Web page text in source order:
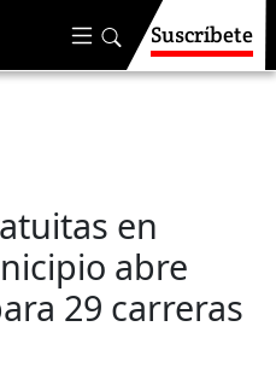
Suscríbete
en
abre
29 carreras